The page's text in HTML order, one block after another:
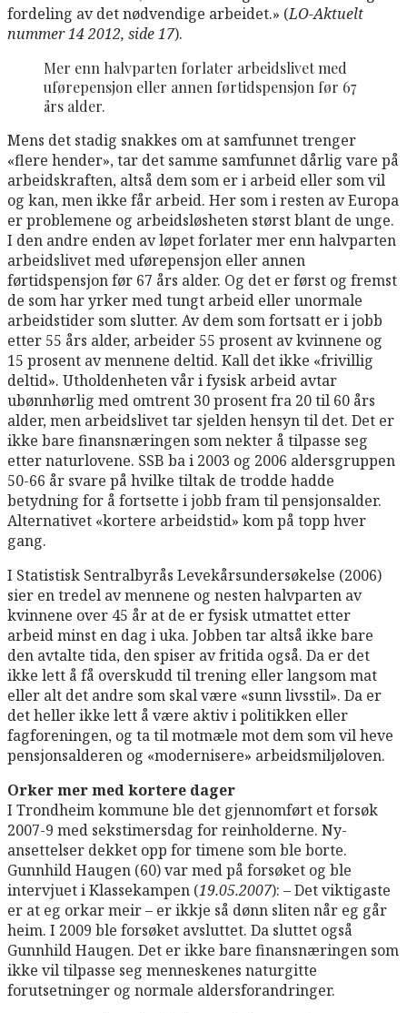
fordeling av det nødvendige arbeidet.» (LO-Aktuelt
nummer 14 2012, side 17).
Mer enn halvparten forlater arbeidslivet med
uførepensjon eller annen førtidspensjon før 67
års alder.
Mens det stadig snakkes om at samfunnet trenger
«flere hender», tar det samme samfunnet dårlig vare på
arbeidskraften, altså dem som er i arbeid eller som vil
og kan, men ikke får arbeid. Her som i resten av Europa
er problemene og arbeidsløsheten størst blant de unge.
I den andre enden av løpet forlater mer enn halvparten
arbeidslivet med uførepensjon eller annen
førtidspensjon før 67 års alder. Og det er først og fremst
de som har yrker med tungt arbeid eller unormale
arbeidstider som slutter. Av dem som fortsatt er i jobb
etter 55 års alder, arbeider 55 prosent av kvinnene og
15 prosent av mennene deltid. Kall det ikke «frivillig
deltid». Utholdenheten vår i fysisk arbeid avtar
ubønnhørlig med omtrent 30 prosent fra 20 til 60 års
alder, men arbeidslivet tar sjelden hensyn til det. Det er
ikke bare finansnæringen som nekter å tilpasse seg
etter naturlovene. SSB ba i 2003 og 2006 aldersgruppen
50-66 år svare på hvilke tiltak de trodde hadde
betydning for å fortsette i jobb fram til pensjonsalder.
Alternativet «kortere arbeidstid» kom på topp hver
gang.
I Statistisk Sentralbyrås Levekårsundersøkelse (2006)
sier en tredel av mennene og nesten halvparten av
kvinnene over 45 år at de er fysisk utmattet etter
arbeid minst en dag i uka. Jobben tar altså ikke bare
den avtalte tida, den spiser av fritida også. Da er det
ikke lett å få overskudd til trening eller langsom mat
eller alt det andre som skal være «sunn livsstil». Da er
det heller ikke lett å være aktiv i politikken eller
fagforeningen, og ta til motmæle mot dem som vil heve
pensjonsalderen og «modernisere» arbeidsmiljøloven.
Orker mer med kortere dager
I Trondheim kommune ble det gjennomført et forsøk
2007-9 med sekstimersdag for reinholderne. Ny-
ansettelser dekket opp for timene som ble borte.
Gunnhild Haugen (60) var med på forsøket og ble
intervjuet i Klassekampen (19.05.2007): – Det viktigaste
er at eg orkar meir – er ikkje så dønn sliten når eg går
heim. I 2009 ble forsøket avsluttet. Da sluttet også
Gunnhild Haugen. Det er ikke bare finansnæringen som
ikke vil tilpasse seg menneskenes naturgitte
forutsetninger og normale aldersforandringer.